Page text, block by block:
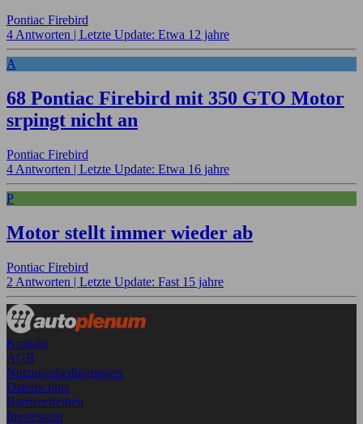
Pontiac Firebird
4 Antworten | Letzte Update: Etwa 12 jahre
A
68 Pontiac Firebird mit 350 GTO Motor
srpingt nicht an
Pontiac Firebird
4 Antworten | Letzte Update: Etwa 16 jahre
P
Motor stellt immer wieder ab
Pontiac Firebird
2 Antworten | Letzte Update: Fast 15 jahre
Kontakt
AGB
Nutzungsbedingungen
Datenschutz
Barrierefreiheit
Impressum